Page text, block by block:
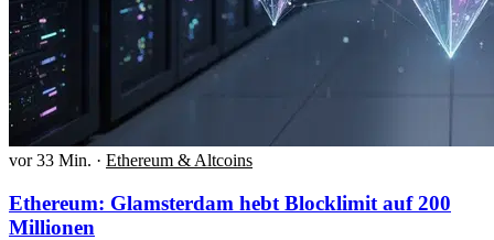
vor 33 Min. · Ethereum & Altcoins
Ethereum: Glamsterdam hebt Blocklimit auf 200
Millionen